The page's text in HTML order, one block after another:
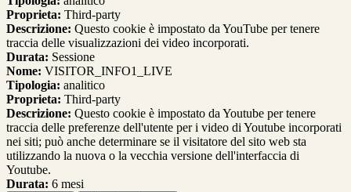
Proprieta: Third-party
Descrizione: Questo cookie è impostato da YouTube per tenere
traccia delle visualizzazioni dei video incorporati.
Durata: Sessione
Nome: VISITOR_INFO1_LIVE
Tipologia: analitico
Proprieta: Third-party
Descrizione: Questo cookie è impostato da Youtube per tenere
traccia delle preferenze dell'utente per i video di Youtube incorporati
nei siti; può anche determinare se il visitatore del sito web sta
utilizzando la nuova o la vecchia versione dell'interfaccia di
Youtube.
Durata: 6 mesi